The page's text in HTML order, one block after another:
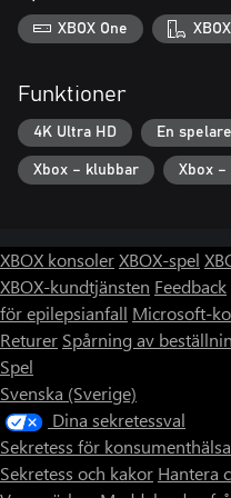
XBOX One
Funktioner
4K Ultra HD En spelare
Xbox – klubbar Xbox
XBOX konsolerXBOX-spel
XBOX-kundtjänsten Feedback
för epilepsianfall Microsoft-
Returer Spårning av
Spel
Svenska (Sverige)
Dina sekretessval
Sekretess för konsumenthälsa
Sekretess och kakor Hantera